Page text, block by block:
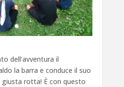
dell’avventura il
la barra e conduce il suo
rotta! È con questo